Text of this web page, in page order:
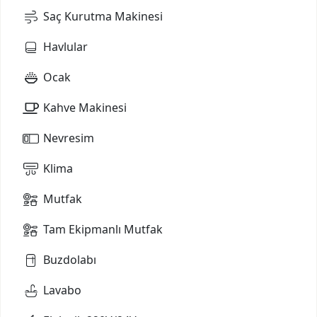
Saç Kurutma Makinesi
Havlular
Ocak
Kahve Makinesi
Nevresim
Klima
Mutfak
Tam Ekipmanlı Mutfak
Buzdolabı
Lavabo